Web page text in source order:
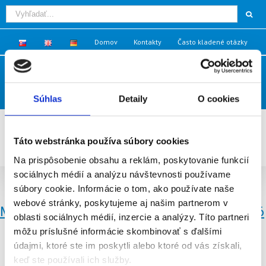
Súhlas Detaily O cookies
Táto webstránka používa súbory cookies
Na prispôsobenie obsahu a reklám, poskytovanie funkcií
sociálnych médií a analýzu návštevnosti používame
súbory cookie. Informácie o tom, ako používate naše
webové stránky, poskytujeme aj našim partnerom v
oblasti sociálnych médií, inzercie a analýzy. Títo partneri
môžu príslušné informácie skombinovať s ďalšími
údajmi, ktoré ste im poskytli alebo ktoré od vás získali,
keď ste používali ich služby.
Domov Kontakty Často kladené otázky
Stránka PRESS - SVP v médiách
Monitoring mediálnych výstupov 30/11/2016